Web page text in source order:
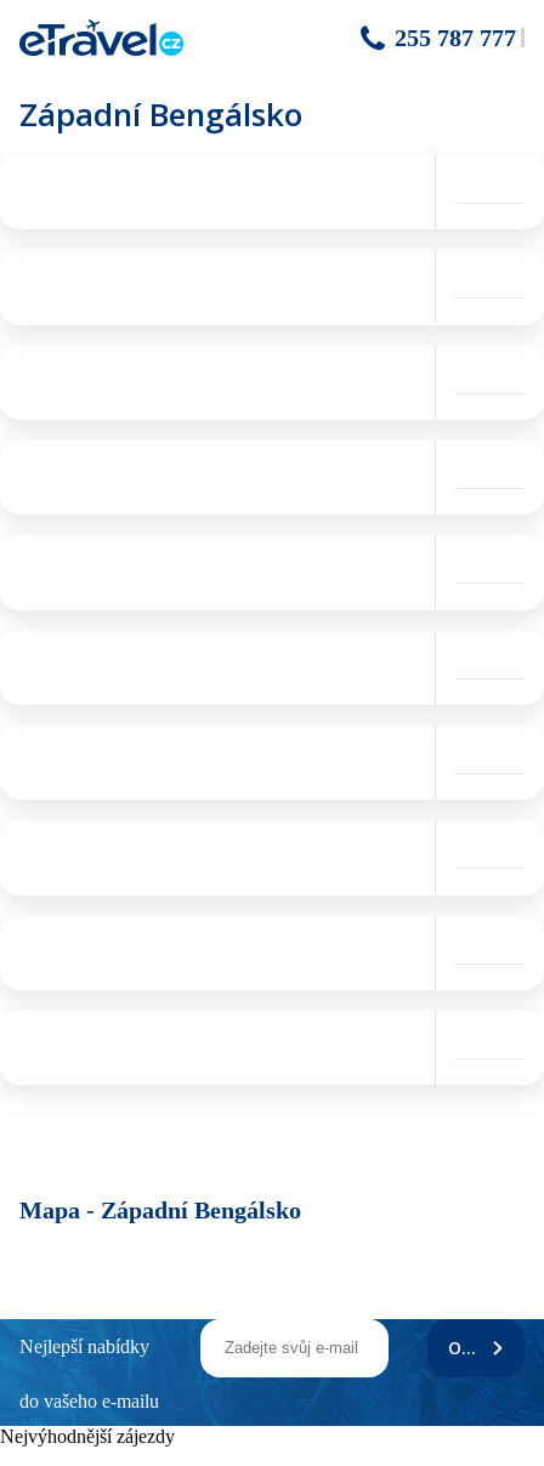
255 787 777
Západní Bengálsko
Mapa - Západní Bengálsko
Nejlepší nabídky
do vašeho e-mailu
ODEBÍRAT
Nejvýhodnější zájezdy